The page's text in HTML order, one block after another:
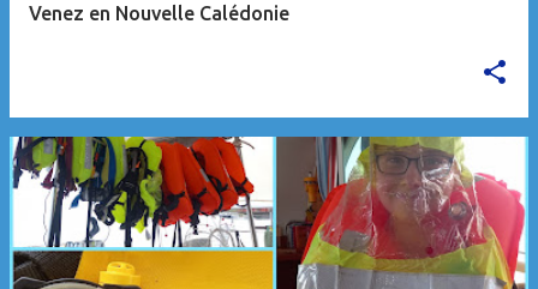
Venez en Nouvelle Calédonie